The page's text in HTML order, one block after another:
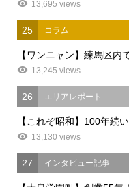
13,695 views
25 コラム
【ワンニャン】練馬区
13,245 views
26 エリアレポート
【これぞ昭和】100年続
13,130 views
27 インタビュー記事